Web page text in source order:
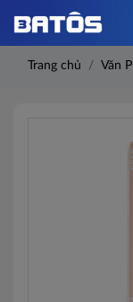
Trang chủ Văn